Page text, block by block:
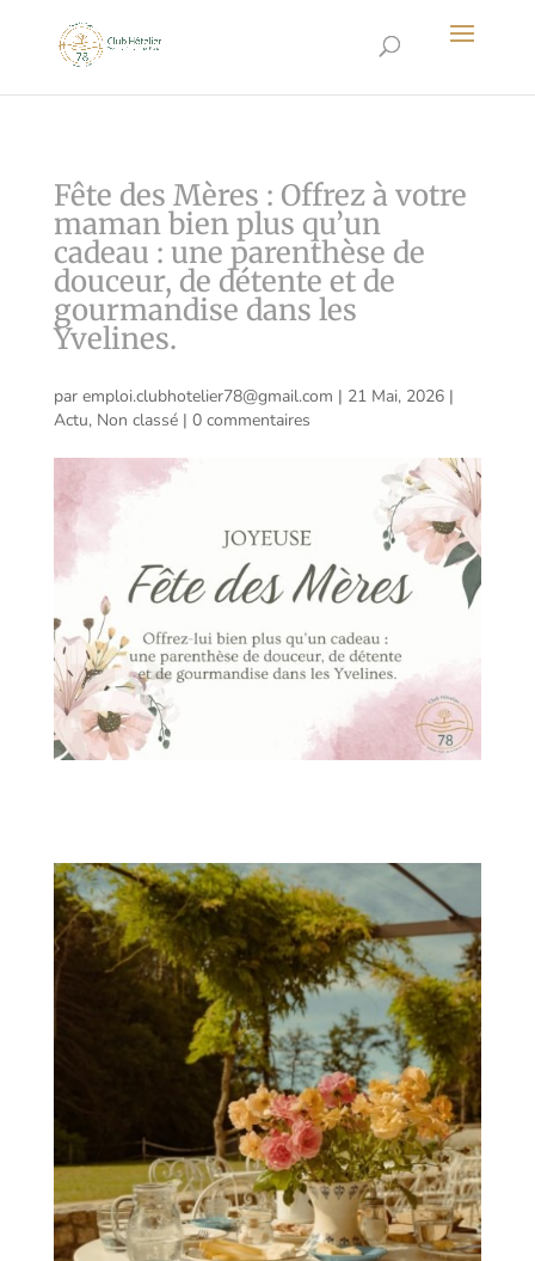
Fête des Mères : Offrez à votre
maman bien plus qu’un
cadeau : une parenthèse de
douceur, de détente et de
gourmandise dans les
Yvelines.
par emploi.clubhotelier78@gmail.com | 21 Mai, 2026|
Actu, Non classé| 0 commentaires